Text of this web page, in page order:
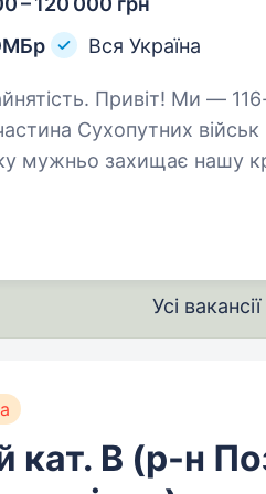
Вся Україна
окрема механізована бригада (116
Сухопутних
мужньо захищає нашу
Усі
кат. В (р-н